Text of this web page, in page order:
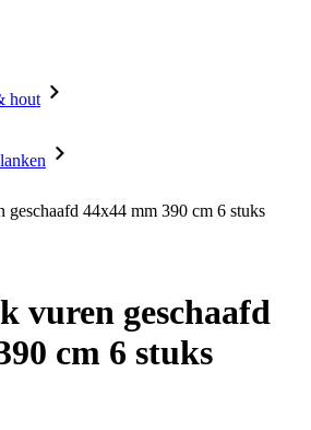
hout
geschaafd 44x44 mm 390 cm 6 stuks
vuren geschaafd
cm 6 stuks